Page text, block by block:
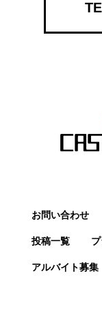
お問い合わせ
投稿一覧
アルバイト募集